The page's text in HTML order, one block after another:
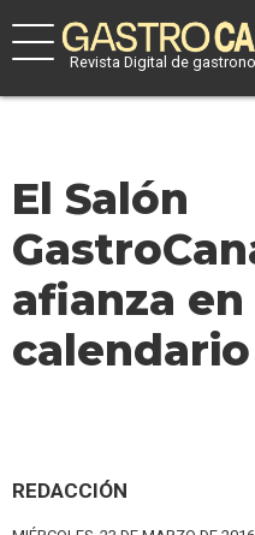
Revista Digital de
El Salón
afianza en
REDACCIÓN